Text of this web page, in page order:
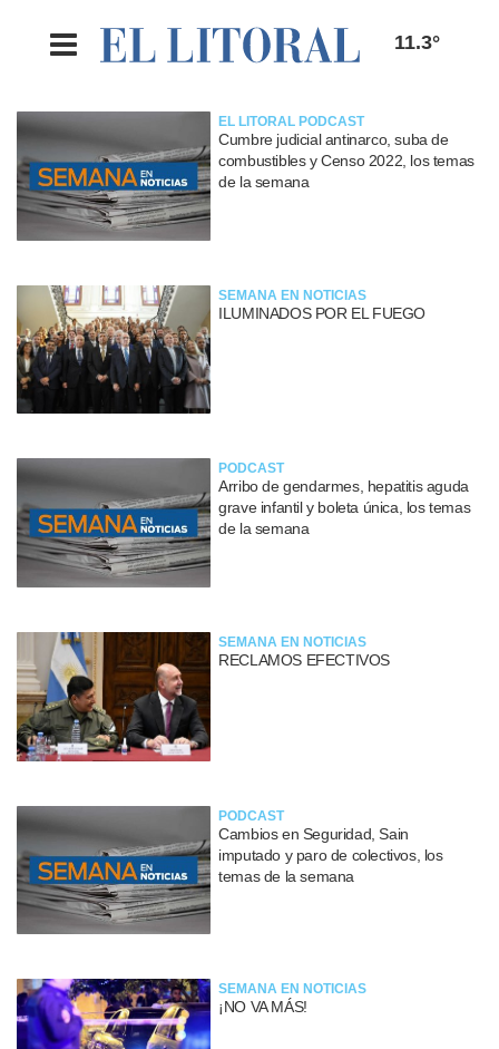
11.3°
EL LITORAL PODCAST
Cumbre judicial antinarco, suba de
combustibles y Censo 2022, los temas
de la semana
SEMANA EN NOTICIAS
ILUMINADOS POR EL FUEGO
PODCAST
Arribo de gendarmes, hepatitis aguda
grave infantil y boleta única, los temas
de la semana
SEMANA EN NOTICIAS
RECLAMOS EFECTIVOS
PODCAST
Cambios en Seguridad, Sain
imputado y paro de colectivos, los
temas de la semana
SEMANA EN NOTICIAS
¡NO VA MÁS!